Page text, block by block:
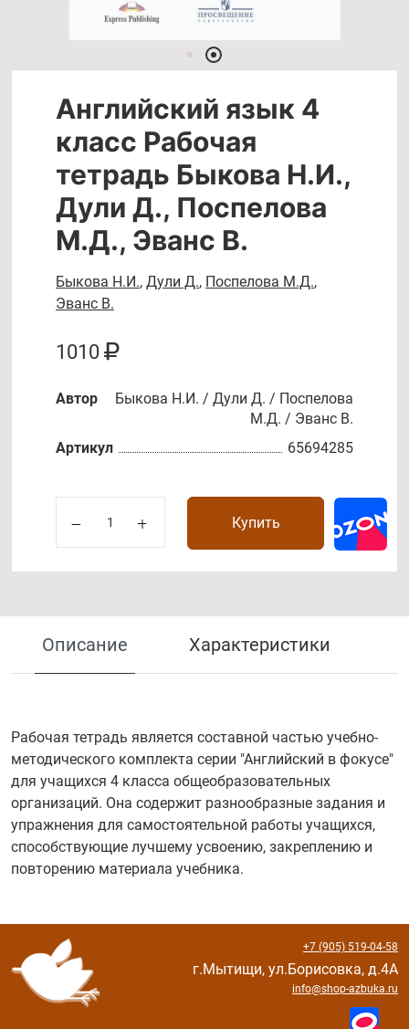
Английский язык 4
класс Рабочая
тетрадь Быкова Н.И.,
Дули Д., Поспелова
М.Д., Эванс В.
Быкова Н.И., Дули Д., Поспелова М.Д.,
Эванс В.
1010
Автор
Быкова Н.И. / Дули Д. / Поспелова
М.Д. / Эванс В.
Артикул
65694285
Купить
Описание Характеристики
Рабочая тетрадь является составной частью учебно-
методического комплекта серии "Английский в фокусе"
для учащихся 4 класса общеобразовательных
организаций. Она содержит разнообразные задания и
упражнения для самостоятельной работы учащихся,
способствующие лучшему усвоению, закреплению и
повторению материала учебника.
+7 (905) 519-04-58
г.Мытищи, ул.Борисовка, д.4А
info@shop-azbuka.ru